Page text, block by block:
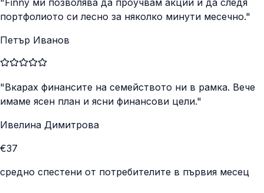
портфолиото си лесно за няколко минути месечно."
Петър Иванов
"Вкарах финансите на семейството ни в рамка. Вече
имаме ясен план и ясни финансови цели."
Ивелина Димитрова
€37
средно спестени от потребителите в първия месец